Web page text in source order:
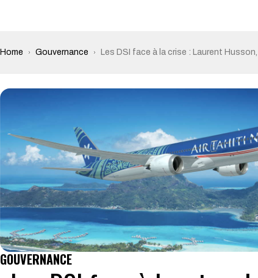
Home Gouvernance Les DSI face à la crise : Laurent
GOUVERNANCE